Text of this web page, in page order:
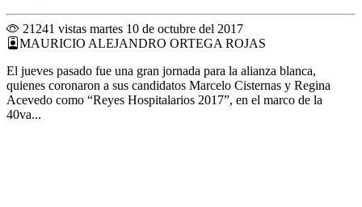
21241 vistas martes 10 de octubre del 2017
MAURICIO ALEJANDRO ORTEGA ROJAS
El jueves pasado fue una gran jornada para la alianza blanca,
quienes coronaron a sus candidatos Marcelo Cisternas y Regina
Acevedo como “Reyes Hospitalarios 2017”, en el marco de la
40va...